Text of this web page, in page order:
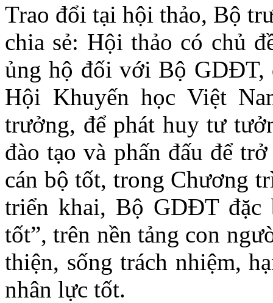
Trao đổi tại hội thảo, Bộ
chia sẻ: Hội thảo có chủ
ủng hộ đối với Bộ
Hội Khuyến học Việt
trưởng, để phát huy tư
đào tạo và phấn đấu để
cán bộ tốt, trong Chương
triển khai, Bộ GDĐT đặc
tốt”, trên nền tảng con
thiện, sống trách nhiệm,
nhân lực tốt.